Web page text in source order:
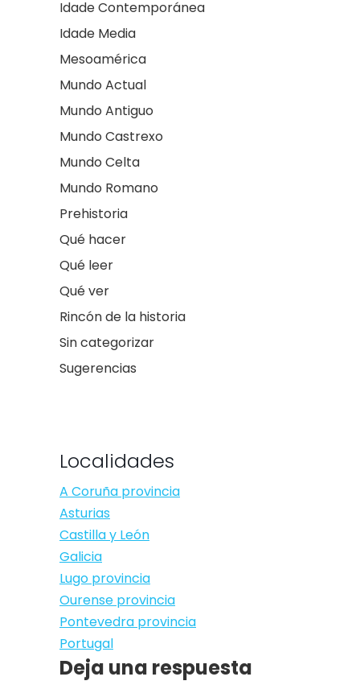
Idade Contemporánea
Idade Media
Mesoamérica
Mundo Actual
Mundo Antiguo
Mundo Castrexo
Mundo Celta
Mundo Romano
Prehistoria
Qué hacer
Qué leer
Qué ver
Rincón de la historia
Sin categorizar
Sugerencias
Localidades
A Coruña provincia
Asturias
Castilla y León
Galicia
Lugo provincia
Ourense provincia
Pontevedra provincia
Portugal
Deja una respuesta